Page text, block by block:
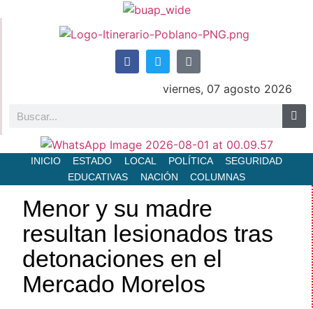
viernes, 07 agosto 2026
INICIO ESTADO LOCAL POLÍTICA
SEGURIDAD
EDUCATIVAS
NACIÓN COLUMNAS
Menor y su madre
resultan lesionados tras
detonaciones en el
Mercado Morelos